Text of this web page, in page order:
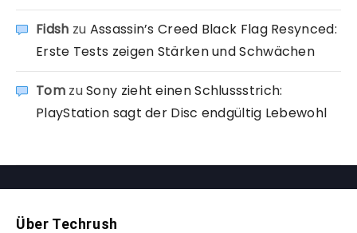
Fidsh zu Assassin’s Creed Black Flag Resynced:
Erste Tests zeigen Stärken und Schwächen
TomzuSony zieht einen Schlussstrich:
PlayStation sagt der Disc endgültig Lebewohl
Über Techrush